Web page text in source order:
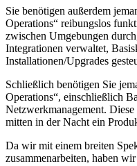
Sie benötigen außerdem
Operations“ reibungslos
zwischen Umgebungen
Integrationen verwaltet,
Installationen/Upgrades
Schließlich benötigen Sie
Operations“, einschließlich
Netzwerkmanagement.
mitten in der Nacht ein
Da wir mit einem breiten
zusammenarbeiten, haben